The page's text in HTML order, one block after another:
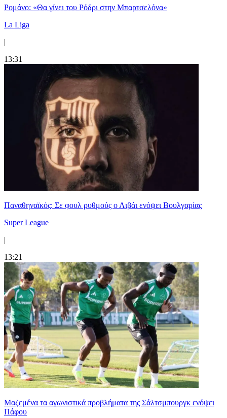
Ρομάνο: «Θα γίνει του Ρόδρι στην Μπαρτσελόνα»
La Liga
|
13:31
Παναθηναϊκός: Σε φουλ ρυθμούς ο Λιβάι ενόψει Βουλγαρίας
Super League
|
13:21
Μαζεμένα τα αγωνιστικά προβλήματα της Σάλτσμπουργκ ενόψει
Πάφου